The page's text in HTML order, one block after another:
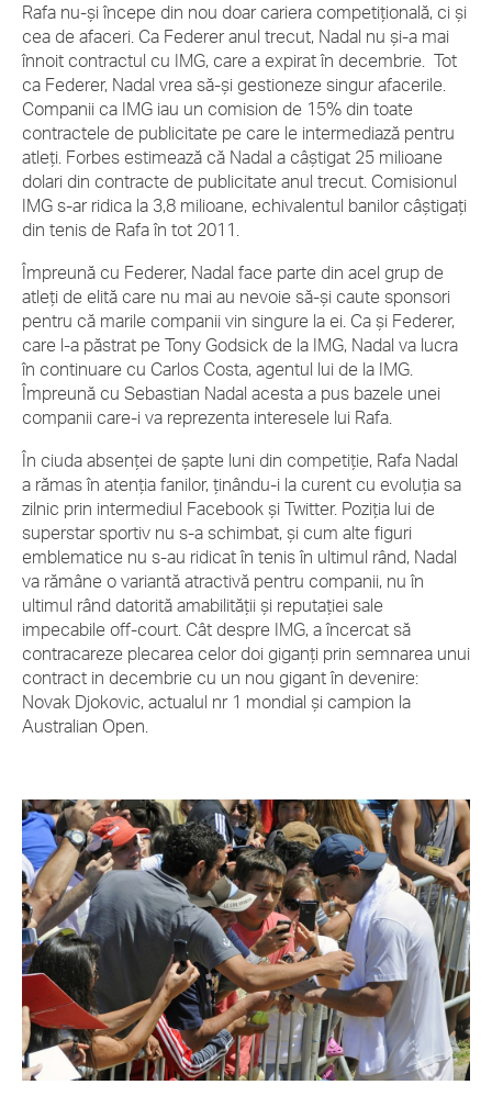
Rafa nu-şi începe din nou doar cariera competiţională, ci şi
cea de afaceri. Ca Federer anul trecut, Nadal nu şi-a mai
înnoit contractul cu IMG, care a expirat în decembrie. Tot
ca Federer, Nadal vrea să-şi gestioneze singur afacerile.
Companii ca IMG iau un comision de 15% din toate
contractele de publicitate pe care le intermediază pentru
atleţi. Forbes estimează că Nadal a câştigat 25 milioane
dolari din contracte de publicitate anul trecut. Comisionul
IMG s-ar ridica la 3,8 milioane, echivalentul banilor câştigaţi
din tenis de Rafa în tot 2011.
Împreună cu Federer, Nadal face parte din acel grup de
atleţi de elită care nu mai au nevoie să-şi caute sponsori
pentru că marile companii vin singure la ei. Ca şi Federer,
care l-a păstrat pe Tony Godsick de la IMG, Nadal va lucra
în continuare cu Carlos Costa, agentul lui de la IMG.
Împreună cu Sebastian Nadal acesta a pus bazele unei
companii care-i va reprezenta interesele lui Rafa.
În ciuda absenţei de şapte luni din competiţie, Rafa Nadal
a rămas în atenţia fanilor, ţinându-i la curent cu evoluţia sa
zilnic prin intermediul Facebook şi Twitter. Poziţia lui de
superstar sportiv nu s-a schimbat, şi cum alte figuri
emblematice nu s-au ridicat în tenis în ultimul rând, Nadal
va rămâne o variantă atractivă pentru companii, nu în
ultimul rând datorită amabilităţii şi reputaţiei sale
impecabile off-court. Cât despre IMG, a încercat să
contracareze plecarea celor doi giganţi prin semnarea unui
contract in decembrie cu un nou gigant în devenire:
Novak Djokovic, actualul nr 1 mondial şi campion la
Australian Open.